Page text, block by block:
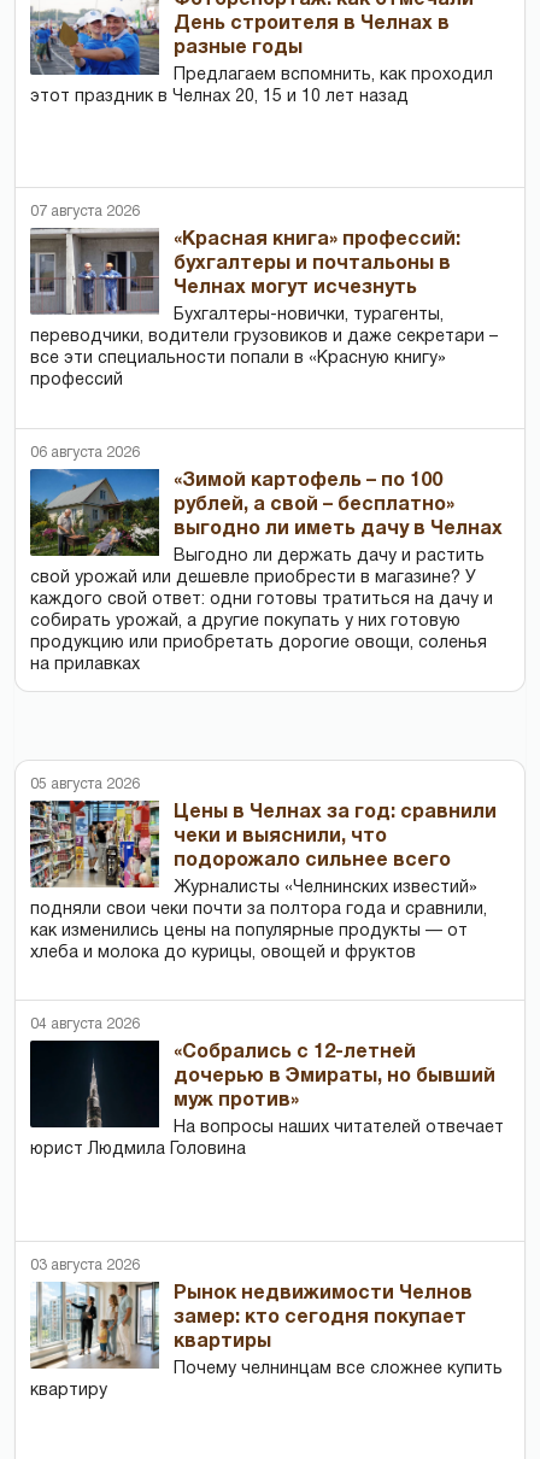
День строителя в Челнах в
разные годы
Предлагаем вспомнить, как проходил
этот праздник в Челнах 20, 15 и 10 лет назад
07 августа 2026
«Красная книга» профессий:
бухгалтеры и почтальоны в
Челнах могут исчезнуть
Бухгалтеры-новички, тур­агенты,
переводчики, водители грузовиков и даже секретари –
все эти специальности попали в «Красную книгу»
профессий
06 августа 2026
«Зимой картофель – по 100
рублей, а свой – бесплатно»
выгодно ли иметь дачу в Челнах
Выгодно ли держать дачу и растить
свой урожай или дешевле приобрести в магазине? У
каждого свой ответ: одни готовы тратиться на дачу и
собирать урожай, а другие покупать у них готовую
продукцию или приобретать дорогие овощи, соленья
на прилавках
05 августа 2026
Цены в Челнах за год: сравнили
чеки и выяснили, что
подорожало сильнее всего
Журналисты «Челнинских известий»
подняли свои чеки почти за полтора года и сравнили,
как изменились цены на популярные продукты — от
хлеба и молока до курицы, овощей и фруктов
04 августа 2026
«Собрались с 12-летней
дочерью в Эмираты, но бывший
муж против»
На вопросы наших читателей отвечает
юрист Людмила Головина
03 августа 2026
Рынок недвижимости Челнов
замер: кто сегодня покупает
квартиры
Почему челнинцам все сложнее купить
квартиру